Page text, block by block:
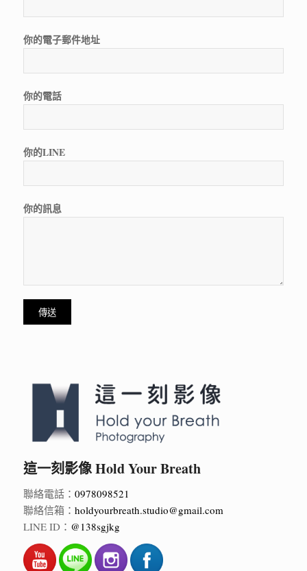
這一刻影像 Hold Your Breath
聯絡電話： 0978098521
聯絡信箱： holdyourbreath.studio@gmail.com
LINE ID： @138sgjkg
你的電子郵件地址
你的電話
你的LINE
你的訊息